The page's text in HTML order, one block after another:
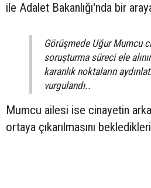
ile Adalet Bakanlığı'nda bir
Görüşmede Uğur Mumcu
soruşturma süreci ele
karanlık noktaların
vurgulandı..
Mumcu ailesi ise cinayetin
ortaya çıkarılmasını